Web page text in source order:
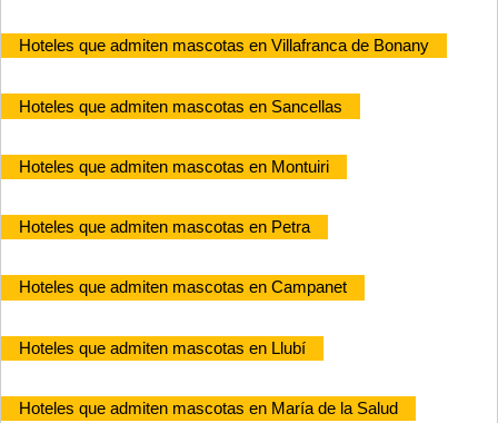
Hoteles que admiten mascotas en Villafranca de Bonany
Hoteles que admiten mascotas en Sancellas
Hoteles que admiten mascotas en Montuiri
Hoteles que admiten mascotas en Petra
Hoteles que admiten mascotas en Campanet
Hoteles que admiten mascotas en Llubí
Hoteles que admiten mascotas en María de la Salud